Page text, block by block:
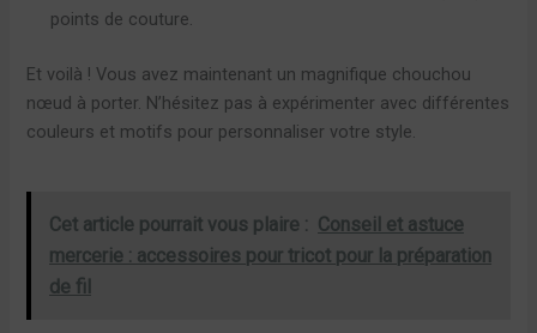
points de couture.
Et voilà ! Vous avez maintenant un magnifique chouchou
nœud à porter. N’hésitez pas à expérimenter avec différentes
couleurs et motifs pour personnaliser votre style.
Cet article pourrait vous plaire : Conseil et astuce
mercerie : accessoires pour tricot pour la préparation
de fil